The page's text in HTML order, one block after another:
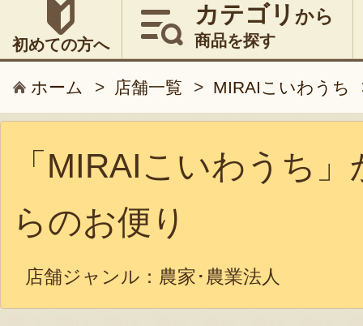
初めての方へ
カテゴリ から
商品を探す
ホーム > 店舗一覧 > MIRAIこいわうち
「MIRAIこいわうち」
らのお便り
店舗ジャンル： 農家･農業法人